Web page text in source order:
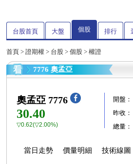
台股首頁 大盤 個股 排行
首頁 > 證期權 > 台股 > 個股 > 權證
7776 奧孟亞
奧孟亞 7776
30.40
▽0.62(▽2.00%)
開盤：
昨收：
總量：
當日走勢 價量明細 技術線圖